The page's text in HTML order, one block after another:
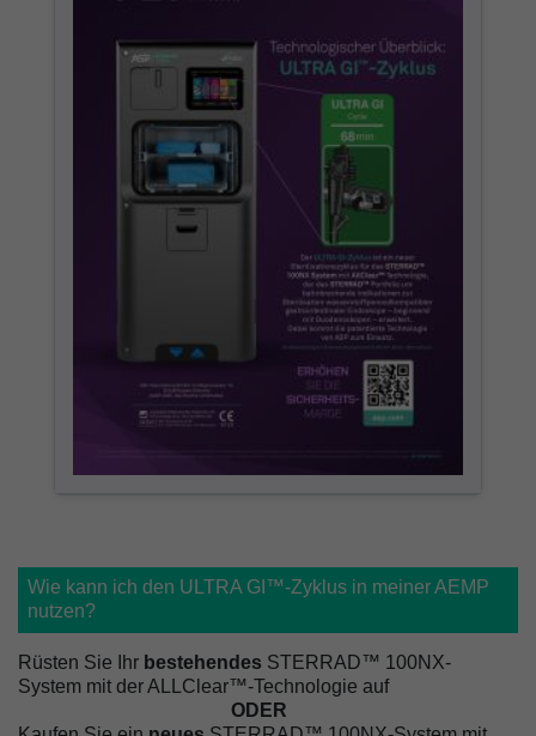
Wie kann ich den ULTRA GI™-Zyklus in meiner AEMP
nutzen?
Rüsten Sie Ihr bestehendes STERRAD™ 100NX-
System mit der ALLClear™-Technologie auf
ODER